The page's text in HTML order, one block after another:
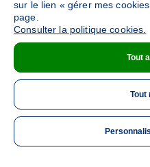
sur le lien « gérer mes
page.
Consulter la politique cookies.
Tout
Tout